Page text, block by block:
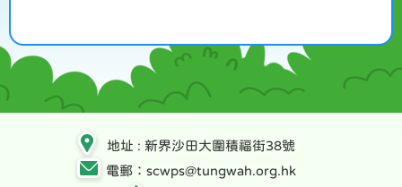
地址 : 新界沙田大圍積福街38號
電郵：scwps@tungwah.org.hk